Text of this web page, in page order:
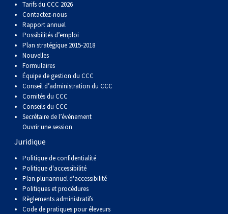
Chien nu du Pérou (Perro Sin Pelo Del Peru)
Épagneul springer gallois
Spinone italiano
Vizsla à poil lisse
Vizsla à poil dur
Braque de Weimar
Samoyède
Schnauzer (géant)
Schnauzer (standard)
Husky sibérien
Saint Bernard
Dogue du Tibet
Laika de lakoutie
Tarifs du CCC 2026
Contactez-nous
Rapport annuel
Possibilités d’emploi
Plan stratégique 2015-2018
Nouvelles
Formulaires
Équipe de gestion du CCC
Conseil d’administration du CCC
Comités du CCC
Conseils du CCC
Secrétaire de l’événement
Ouvrir une session
Juridique
Politique de confidentialité
Politique d'accessibilité
Plan pluriannuel d'accessibilité
Politiques et procédures
Règlements administratifs
Code de pratiques pour éleveurs